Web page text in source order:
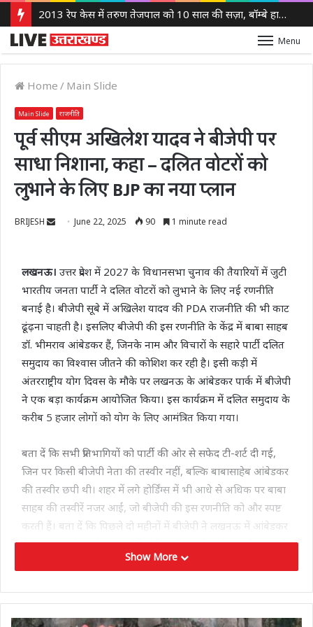
2013 रेप केस में तरुण तेजपाल को 10 साल की सज़ा, बॉम्बे हाई कोर्ट ने लगाया 10 लाख रुपये का जुर्माना
Menu
Home / Main Slide
Main Slide राजनीति
पूर्व सीएम अखिलेश यादव ने बीजेपी पर
साधा निशाना, कहा – दलित वोटरों को
लुभाने के लिए BJP का नया प्लान
BRIJESH
SendJune 22, 2025 90 1 minute read
लखनऊ। उत्तर प्रदेश में 2027 के विधानसभा चुनाव की तैयारियों में जुटी
भारतीय जनता पार्टी ने दलित वोटरों को लुभाने के लिए नई रणनीति
बनाई है। बीजेपी सूबे में अखिलेश यादव की PDA राजनीति की भी काट
ढूंढ़ना चाहती है। इसलिए बीजेपी की इस रणनीति के केंद्र में बाबा साहब
डॉ. भीमराव आंबेडकर हैं, जिनके नाम और विचारों के सहारे पार्टी दलित
समुदाय का विश्वास जीतने की कोशिश कर रही है। इसी कड़ी में
अंतरराष्ट्रीय योग दिवस के मौके पर लखनऊ के आंबेडकर पार्क में बीजेपी
ने एक बड़ा कार्यक्रम आयोजित किया। इस कार्यक्रम में दलित समुदाय के
करीब 5 हजार लोगों को योग के लिए आमंत्रित किया गया।
बता दें कि सभी प्रतिभागियों को पार्टी की ओर से सफेद टी-शर्ट दी गई,
जिन पर किसी बीजेपी नेता की तस्वीर नहीं, बल्कि बाबासाहेब आंबेडकर
की तस्वीर छपी थी। शहर में लगे होर्डिंग्स में भी आधे से अधिक पर बाबा
साहब की तस्वीरें नजर आईं, जो बीजेपी की इस रणनीति को और स्पष्ट
करती हैं। बता दें कि पिछले दो महीनों में बीजेपी ने लखनऊ में आंबेडकर
के नाम पर कई कार्यक्रम आयोजित किए हैं। इनमें आंबेडकर मैराथन और
कई विचार गोष्ठियां शामिल हैं। इन आयोजनों का नेतृत्व रक्षा मंत्री और
2024 के लोकसभा चुनाव में बीजेपी के वोट शेयर में 8.50 फीसदी की
Show More